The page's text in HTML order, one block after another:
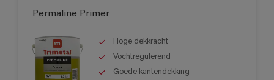
Permaline Primer
Hoge dekkracht
Vochtregulerend
Goede kantendekking